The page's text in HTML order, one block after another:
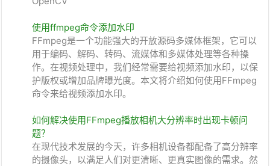
使用ffmpeg命令添加水印
FFmpeg是一个功能强大的开放源码多媒体框架，它可以
用于编码、解码、转码、流媒体和多媒体处理等各种操
作。在视频处理中，我们经常需要给视频添加水印，以保
护版权或增加品牌曝光度。本文将介绍如何使用FFmpeg
命令来给视频添加水印。
如何解决使用FFmpeg播放相机大分辨率时出现卡顿问
题？
在现代技术发展的今天，许多相机设备都配备了高分辨率
的摄像头，以满足人们对更清晰、更真实图像的需求。然